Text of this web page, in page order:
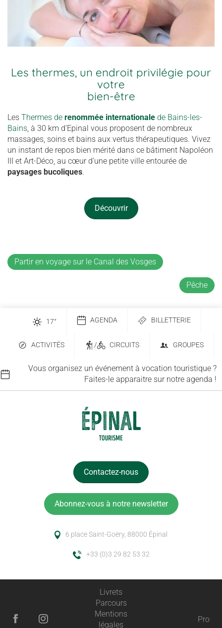
Les thermes, un endroit privilégie pour
votre
bien-être
Les Thermes de renommée internationale de Bains-les-
Bains, à 30 km d’Epinal vous proposent de nombreux
massages, soins et bains aux vertus thérapeutiques. Vivez
un instant de repos bien mérité dans ce bâtiment Napoléon
III et Art-Déco, au cœur d’une petite ville entourée de
paysages bucoliques.
Découvrir
Partir en voyage sur le Canal des Vosges
Pêche
17° AGENDA BILLETTERIE
ACTIVITÉS / CIRCUITS GROUPES
Vous organisez un événement à vocation touristique ?
Faites-le apparaitre sur notre agenda !
Contactez-nous
Abonnez-vous à notre newsletter
6 place Saint-Goëry, 88000 Épinal
+33 (0)3 29 82 53 32
Livrets
Parcours
Mentions
légales
Pro